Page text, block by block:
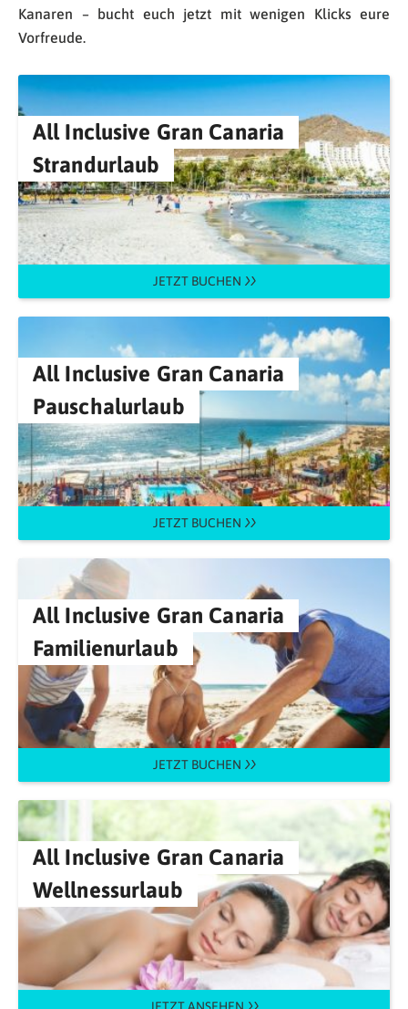
Kanaren – bucht euch jetzt mit wenigen Klicks eure
Vorfreude.
All Inclusive Gran Canaria
Strandurlaub
JETZT BUCHEN
All Inclusive Gran Canaria
Pauschalurlaub
JETZT BUCHEN
All Inclusive Gran Canaria
Familienurlaub
JETZT BUCHEN
All Inclusive Gran Canaria
Wellnessurlaub